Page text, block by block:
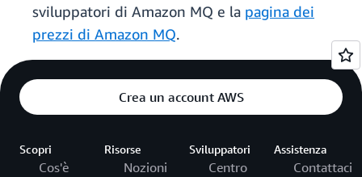
sviluppatori di Amazon MQ e la pagina dei
prezzi di Amazon MQ.
Crea un account AWS
Scopri
Cos'è
Risorse
Nozioni
Sviluppatori
Centro
Assistenza
Contattaci